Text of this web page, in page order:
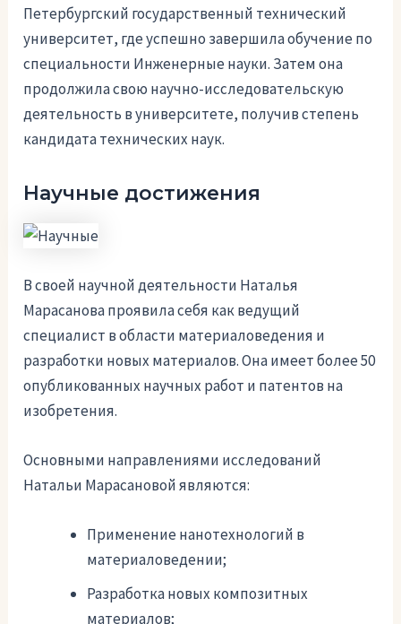
Петербургский государственный технический
университет, где успешно завершила обучение по
специальности Инженерные науки. Затем она
продолжила свою научно-исследовательскую
деятельность в университете, получив степень
кандидата технических наук.
Научные достижения
В своей научной деятельности Наталья
Марасанова проявила себя как ведущий
специалист в области материаловедения и
разработки новых материалов. Она имеет более 50
опубликованных научных работ и патентов на
изобретения.
Основными направлениями исследований
Натальи Марасановой являются:
Применение нанотехнологий в
материаловедении;
Разработка новых композитных
материалов;